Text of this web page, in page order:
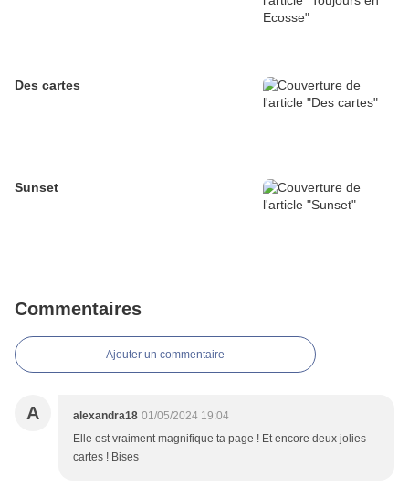
Des cartes
Sunset
Commentaires
Ajouter un commentaire
A alexandra18 01/05/2024 19:04
Elle est vraiment magnifique ta page ! Et encore deux jolies
cartes ! Bises